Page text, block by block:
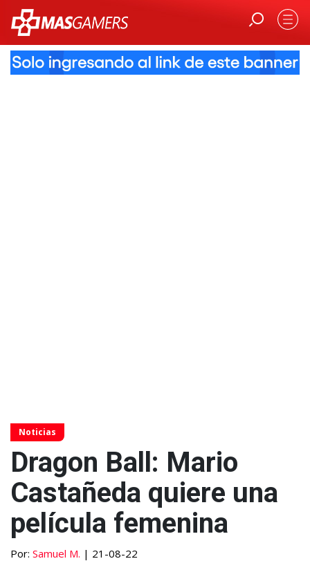
Noticias
Dragon Ball: Mario
Castañeda quiere una
película femenina
Por: Samuel M. | 21-08-22